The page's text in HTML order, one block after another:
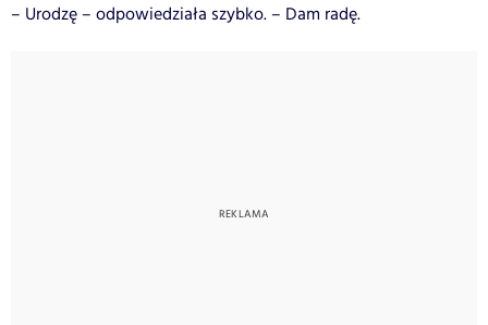
– Urodzę – odpowiedziała szybko. – Dam radę.